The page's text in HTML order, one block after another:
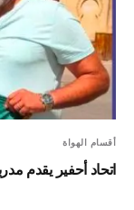
أقسام الهواة
اتحاد أحفير يقدم